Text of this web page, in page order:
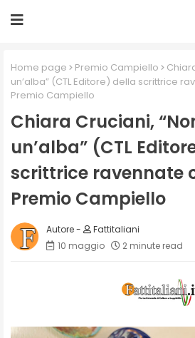
Home page Premio Campiello
un’alba” (CTL Editore) della scrittrice
Premio Campiello
Chiara Cruciani,
un’alba” (CTL
scrittrice ravennate
Premio Campiello
Fattitaliani
10 maggio
2 minute read